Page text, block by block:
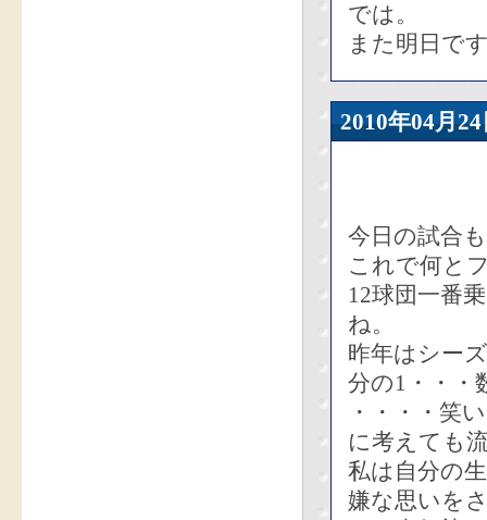
では。
また明日
2010年04
今日の試合
これで何と
12球団一番
ね。
昨年はシー
分の1・・・
・・・・笑
に考えても
私は自分の
嫌な思いを